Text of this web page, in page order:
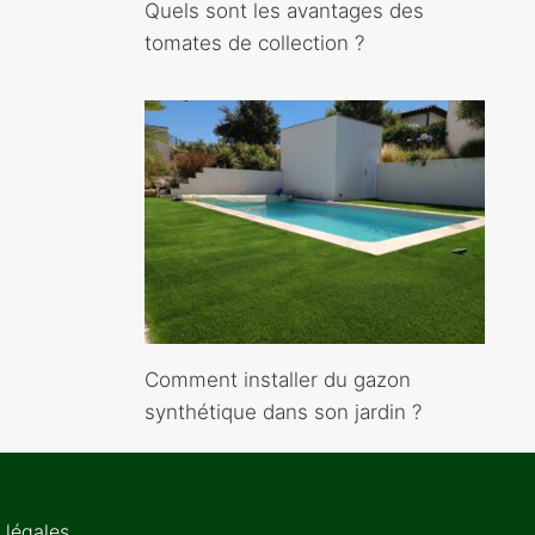
Quels sont les avantages des
tomates de collection ?
Comment installer du gazon
synthétique dans son jardin ?